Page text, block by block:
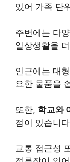
있어 가족 단
주변에는 다
일상생활을
인근에는 대
요한 물품을
또한, 학교와
점이 있습니
교통 접근성